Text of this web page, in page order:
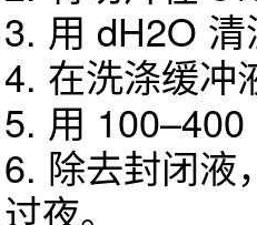
3. 用 dH2O
4. 在洗涤缓冲
5. 用
6. 除去封闭液
过夜。